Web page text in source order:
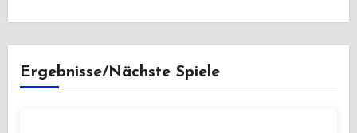
Ergebnisse/Nächste Spiele